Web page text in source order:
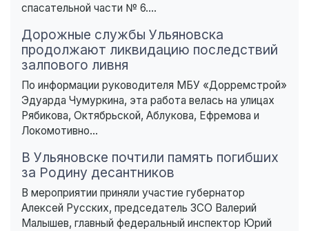
спасательной части № 6....
Дорожные службы Ульяновска
продолжают ликвидацию последствий
залпового ливня
По информации руководителя МБУ «Дорремстрой»
Эдуарда Чумуркина, эта работа велась на улицах
Рябикова, Октябрьской, Аблукова, Ефремова и
Локомотивно...
В Ульяновске почтили память погибших
за Родину десантников
В мероприятии приняли участие губернатор
Алексей Русских, председатель ЗСО Валерий
Малышев, главный федеральный инспектор Юрий